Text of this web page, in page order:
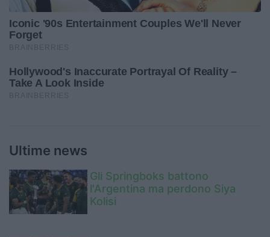
Ultime news
Gli Springboks battono
l'Argentina ma perdono Siya
Kolisi